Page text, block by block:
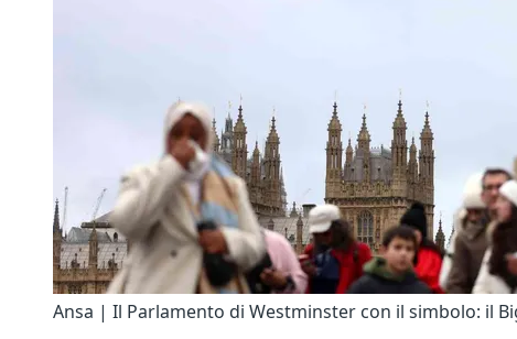
Ansa | Il Parlamento di Westminster con il simbolo: il